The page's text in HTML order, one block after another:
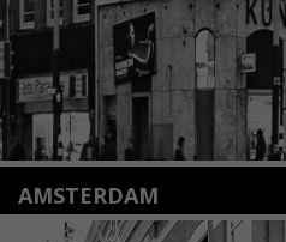
AMSTERDAM
Amstelveenseweg 135